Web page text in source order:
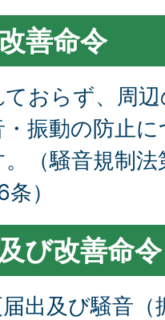
善命令
おらず、周
振動の防止
（騒音規制
）
び改善命令
出及び騒音（